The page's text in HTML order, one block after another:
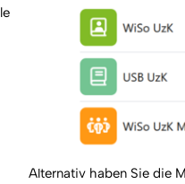
Alternativ haben Sie die